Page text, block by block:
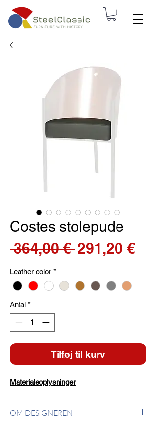
Costes stolepude
364,00 € Regulær
291,20 €
Leather color *
Antal *
Tilføj til kurv
Materialeoplysninger
OM DESIGNEREN